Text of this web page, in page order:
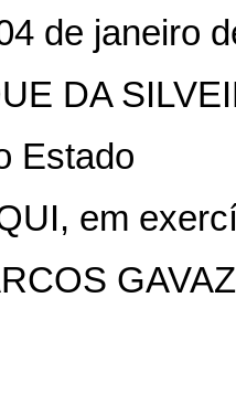
de janeiro
DA
Estado
em